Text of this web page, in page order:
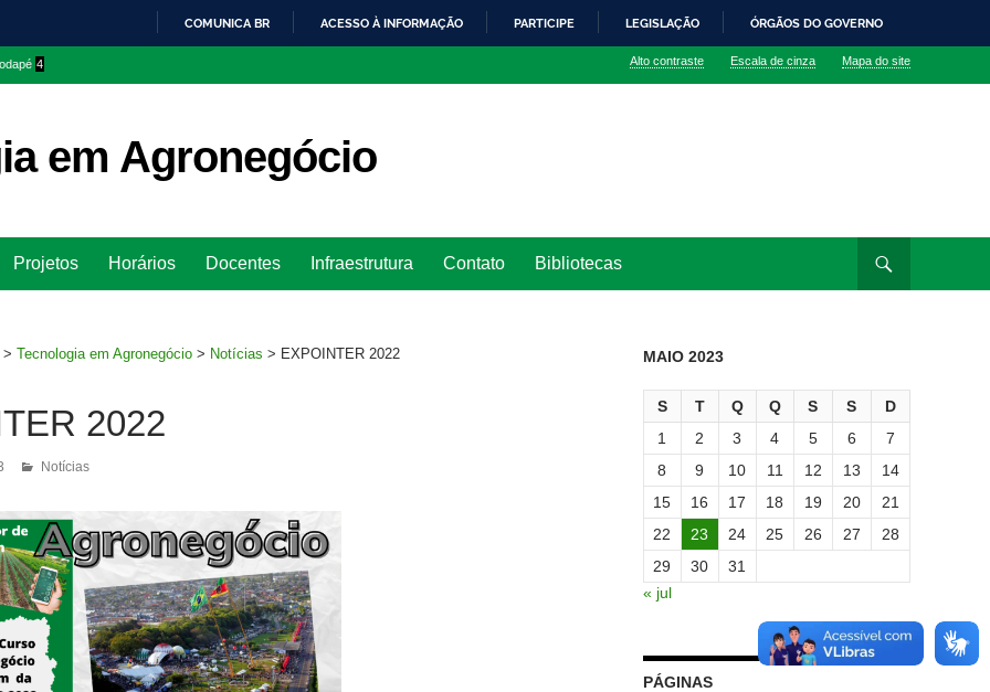
O
COMUNICA BR ACESSO À INFORMAÇÃO PARTICIPE LEGISLAÇÃO ÓRGÃOS DO GOVERNO
4 Alto contraste Escala de cinza Mapa do site
em Agronegócio
para
Projetos Horários Docentes Infraestrutura Contato Bibliotecas
> Tecnologia em Agronegócio > Notícias > EXPOINTER 2022
2022
Notícias
MAIO 2023
S T Q Q S S
D
1
2 3 4 5 6
7
8
9 10 11 12 13
14
15
16 17 18 19 20
21
22
23 24 25 26 27
28
29
30
31
« jul
PÁGINAS